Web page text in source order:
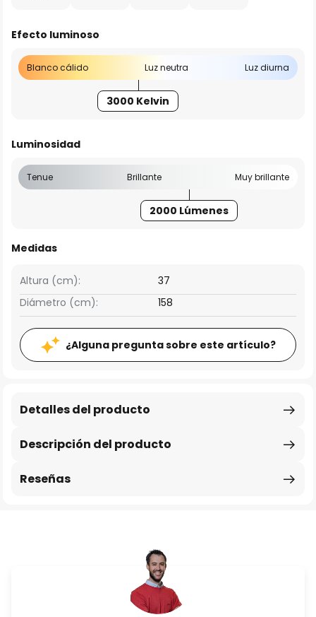
Efecto luminoso
Blanco cálido Luz neutra Luz diurna
3000 Kelvin
Luminosidad
Tenue Brillante Muy brillante
2000 Lúmenes
Medidas
Altura (cm):
37
Diámetro (cm):
158
¿Alguna pregunta sobre este artículo?
Descripción del producto
Detalles del producto
Reseñas